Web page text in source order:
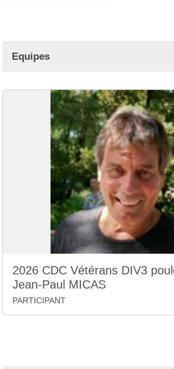
Equipes
2026 CDC Vétérans DIV3
Jean-Paul MICAS
PARTICIPANT